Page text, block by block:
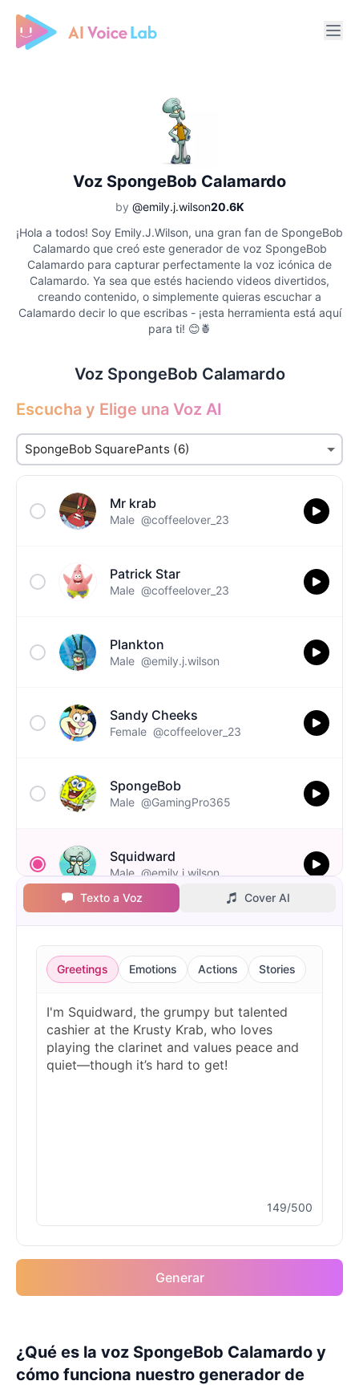
Free AI Cover & AI Voice Over
Voz SpongeBob Calamardo
by @emily.j.wilson20.6K
¡Hola a todos! Soy Emily.J.Wilson, una gran fan de SpongeBob
Calamardo que creó este generador de voz SpongeBob
Calamardo para capturar perfectamente la voz icónica de
Calamardo. Ya sea que estés haciendo videos divertidos,
creando contenido, o simplemente quieras escuchar a
Calamardo decir lo que escribas - ¡esta herramienta está aquí
para ti! 😊🍍
Voz SpongeBob Calamardo
Escucha y Elige una Voz AI
Mr krab
Male @coffeelover_23
Patrick Star
Male @coffeelover_23
Plankton
Male @emily.j.wilson
Sandy Cheeks
Female @coffeelover_23
SpongeBob
Male @GamingPro365
Squidward
Male @emily.j.wilson
Texto a Voz
Cover AI
Greetings Emotions Actions Stories
149/500
Generar
¿Qué es la voz SpongeBob Calamardo y
cómo funciona nuestro generador de